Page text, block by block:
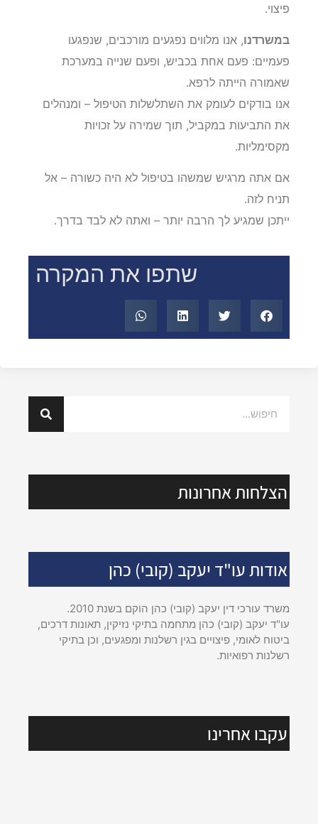
פיצוי.
במשרדנו, אנו מלווים נפגעים מורכבים, שנפגעו
פעמיים: פעם אחת בכביש, ופעם שנייה במערכת
שאמורה הייתה לרפא.
אנו בודקים לעומק את השתלשלות הטיפול – ומנהלים
את התביעות במקביל, תוך שמירה על זכויות
מקסימליות.
אם אתה מרגיש שמשהו בטיפול לא היה כשורה – אל
תניח לזה.
ייתכן שמגיע לך הרבה יותר – ואתה לא לבד בדרך.
שתפו את המקרה
הצלחות אחרונות
אודות עו"ד יעקב (קובי) כהן
משרד עורכי דין יעקב (קובי) כהן הוקם בשנת 2010.
עו"ד יעקב (קובי) כהן מתחמה בתיקי נזיקין, תאונות דרכים,
ביטוח לאומי, פיצויים בגין רשלנות ומפגעים, וכן בתיקי
רשלנות רפואיות.
עקבו אחרינו